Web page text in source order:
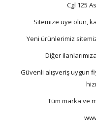
Cgl 125
Sitemize üye olun,
Yeni ürünlerimiz
Diğer
Güvenli alışveriş uygun
Tüm marka ve